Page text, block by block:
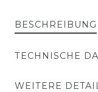
BESCHREIBUNG
TECHNISCHE
WEITERE